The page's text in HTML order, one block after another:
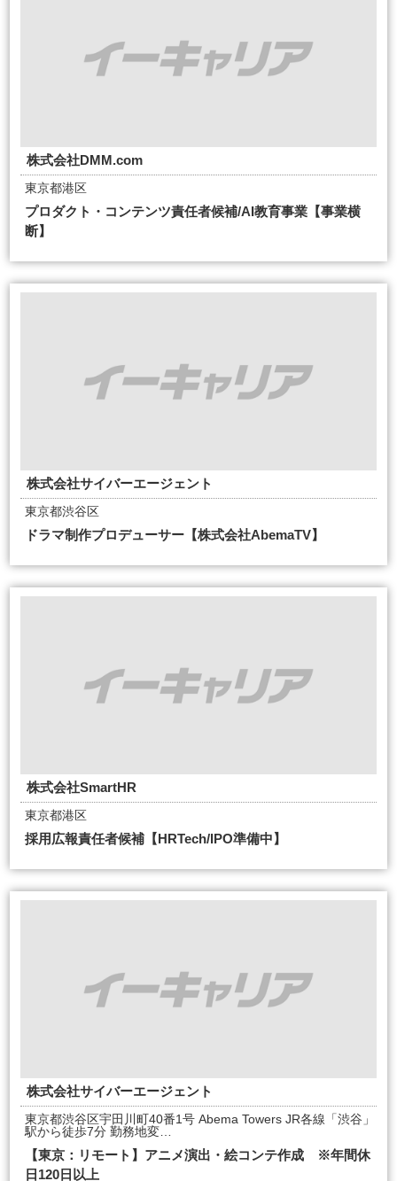
株式会社DMM.com
東京都港区
プロダクト・コンテンツ責任者候補/AI教育事業【事業横
断】
株式会社サイバーエージェント
東京都渋谷区
ドラマ制作プロデューサー【株式会社AbemaTV】
株式会社SmartHR
東京都港区
採用広報責任者候補【HRTech/IPO準備中】
株式会社サイバーエージェント
東京都渋谷区宇田川町40番1号 Abema Towers JR各線「渋谷」
駅から徒歩7分 勤務地変…
【東京：リモート】アニメ演出・絵コンテ作成 ※年間休
日120日以上